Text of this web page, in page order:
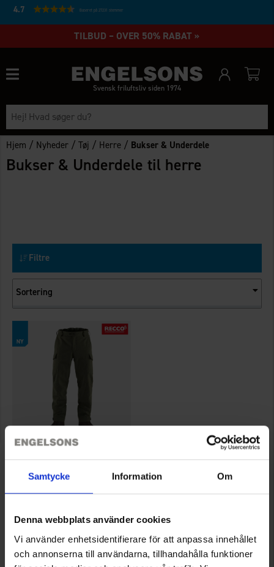
Samtycke Information Om
Denna webbplats använder cookies
Vi använder enhetsidentifierare för att anpassa innehållet
och annonserna till användarna, tillhandahålla funktioner
4.7 Baseret på 27231 stemmer
TILBUD – OVER 50% RABAT »
Svensk friluftsliv siden 1974
Hjem / Nyheder /Tøj / Herre / Bukser & Underdele
Bukser & Underdele til herre
Filtre
Sortering
Herre Jagtbukser Höör WP
3074
Viser 1–1 ud af 1 produkter